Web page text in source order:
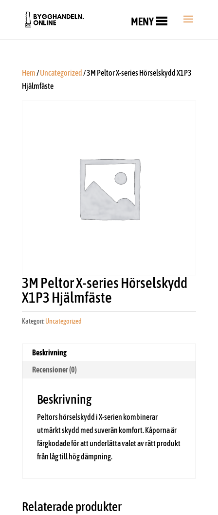
MENY
Hem/Uncategorized / 3M Peltor X-series Hörselskydd X1P3
Hjälmfäste
3M Peltor X-series Hörselskydd
X1P3 Hjälmfäste
Kategori:Uncategorized
Beskrivning
Recensioner (0)
Beskrivning
Peltors hörselskydd i X-serien kombinerar
utmärkt skydd med suverän komfort. Kåporna är
färgkodade för att underlätta valet av rätt produkt
från låg till hög dämpning.
Relaterade produkter